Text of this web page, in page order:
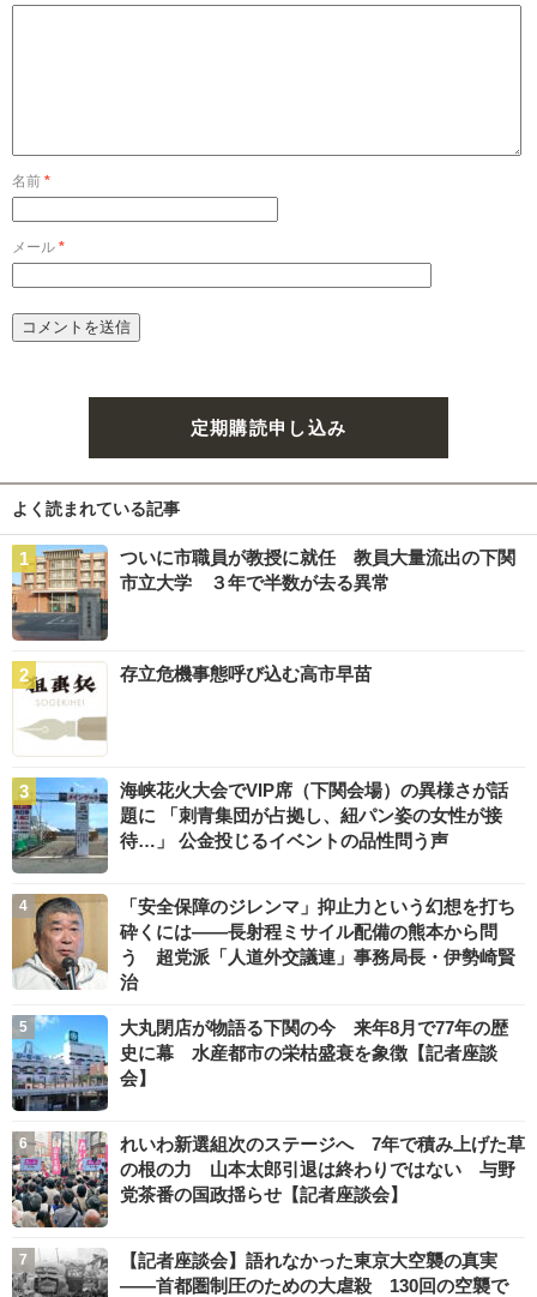
名前 *
メール *
定期購読申し込み
よく読まれている記事
ついに市職員が教授に就任 教員大量流出の下関
市立大学 ３年で半数が去る異常
存立危機事態呼び込む高市早苗
海峡花火大会でVIP席（下関会場）の異様さが話
題に 「刺青集団が占拠し、紐パン姿の女性が接
待…」 公金投じるイベントの品性問う声
「安全保障のジレンマ」抑止力という幻想を打ち
砕くには――長射程ミサイル配備の熊本から問
う 超党派「人道外交議連」事務局長・伊勢崎賢
治
大丸閉店が物語る下関の今 来年8月で77年の歴
史に幕 水産都市の栄枯盛衰を象徴【記者座談
会】
れいわ新選組次のステージへ 7年で積み上げた草
の根の力 山本太郎引退は終わりではない 与野
党茶番の国政揺らせ【記者座談会】
【記者座談会】語れなかった東京大空襲の真実
――首都圏制圧のための大虐殺 130回の空襲で